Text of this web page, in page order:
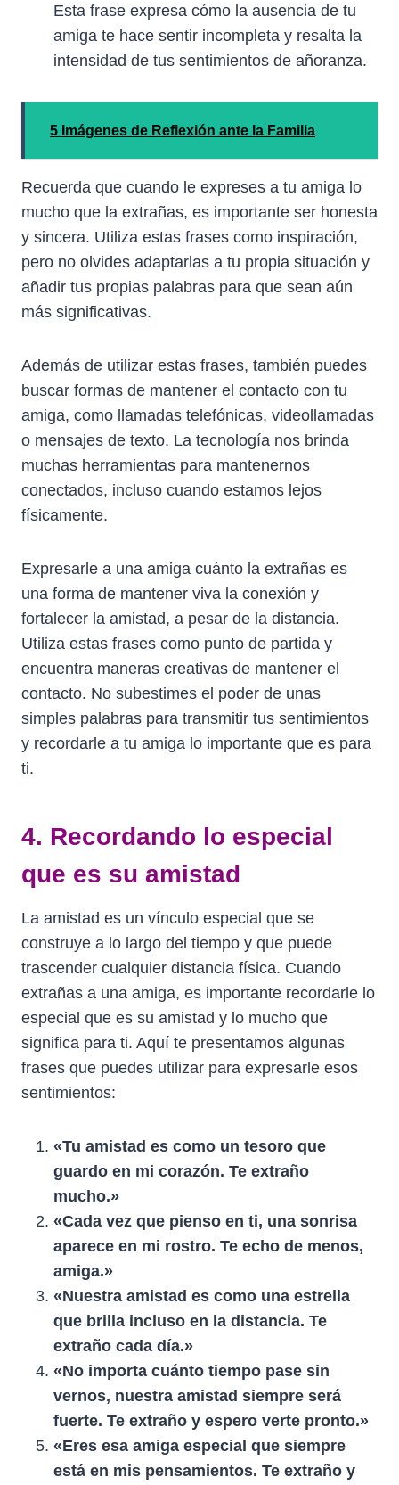
Esta frase expresa cómo la ausencia de tu
amiga te hace sentir incompleta y resalta la
intensidad de tus sentimientos de añoranza.
5 Imágenes de Reflexión ante la Familia
Recuerda que cuando le expreses a tu amiga lo
mucho que la extrañas, es importante ser honesta
y sincera. Utiliza estas frases como inspiración,
pero no olvides adaptarlas a tu propia situación y
añadir tus propias palabras para que sean aún
más significativas.
Además de utilizar estas frases, también puedes
buscar formas de mantener el contacto con tu
amiga, como llamadas telefónicas, videollamadas
o mensajes de texto. La tecnología nos brinda
muchas herramientas para mantenernos
conectados, incluso cuando estamos lejos
físicamente.
Expresarle a una amiga cuánto la extrañas es
una forma de mantener viva la conexión y
fortalecer la amistad, a pesar de la distancia.
Utiliza estas frases como punto de partida y
encuentra maneras creativas de mantener el
contacto. No subestimes el poder de unas
simples palabras para transmitir tus sentimientos
y recordarle a tu amiga lo importante que es para
ti.
4. Recordando lo especial
que es su amistad
La amistad es un vínculo especial que se
construye a lo largo del tiempo y que puede
trascender cualquier distancia física. Cuando
extrañas a una amiga, es importante recordarle lo
especial que es su amistad y lo mucho que
significa para ti. Aquí te presentamos algunas
frases que puedes utilizar para expresarle esos
sentimientos:
«Tu amistad es como un tesoro que
guardo en mi corazón. Te extraño
mucho.»
«Cada vez que pienso en ti, una sonrisa
aparece en mi rostro. Te echo de menos,
amiga.»
«Nuestra amistad es como una estrella
que brilla incluso en la distancia. Te
extraño cada día.»
«No importa cuánto tiempo pase sin
vernos, nuestra amistad siempre será
fuerte. Te extraño y espero verte pronto.»
«Eres esa amiga especial que siempre
está en mis pensamientos. Te extraño y